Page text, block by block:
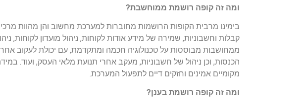
ומה זה קופה רושמת ממוחשבת?
בימינו מרבית הקופות הרושמות מחוברות למערכת מחשוב והן מהוות
קבלות וחשבוניות, שמירה של מידע אודות לקוחות, ניהול מועדון
ממחושבות מבוססות על טכנולוגיה חכמה ומתקדמת, עם יכולת לעקוב אחר
הכנסות, וכן ניהול של חשבוניות, מעקב אחרי תנועת מלאי העסק,
מקומיים אמינים וחזקים דיים לתפעול המערכת.
ומה זה קופה רושמת בענן?